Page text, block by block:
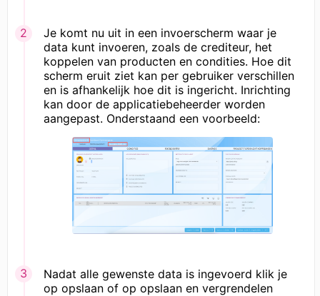
Je komt nu uit in een invoerscherm waar je
data kunt invoeren, zoals de crediteur, het
koppelen van producten en condities. Hoe dit
scherm eruit ziet kan per gebruiker verschillen
en is afhankelijk hoe dit is ingericht. Inrichting
kan door de applicatiebeheerder worden
aangepast. Onderstaand een voorbeeld:
Nadat alle gewenste data is ingevoerd klik je
op opslaan of op opslaan en vergrendelen